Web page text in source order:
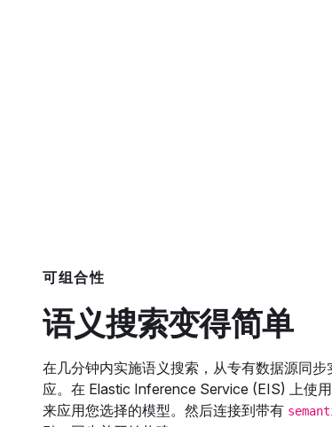
可组合性
语义搜索变得简单
在几分钟内实施语义搜索，从专有数据源同
应。在 Elastic Inference Service (EIS) 上使
来应用您选择的模型。然后连接到带有